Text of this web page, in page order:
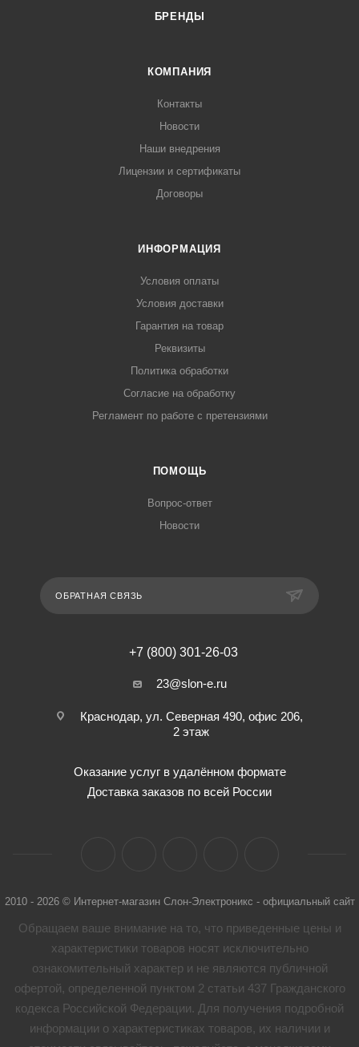
БРЕНДЫ
КОМПАНИЯ
Контакты
Новости
Наши внедрения
Лицензии и сертификаты
Договоры
ИНФОРМАЦИЯ
Условия оплаты
Условия доставки
Гарантия на товар
Реквизиты
Политика обработки
Согласие на обработку
Регламент по работе с претензиями
ПОМОЩЬ
Вопрос-ответ
Новости
ОБРАТНАЯ СВЯЗЬ
+7 (800) 301-26-03
23@slon-e.ru
Краснодар, ул. Северная 490, офис 206,
2 этаж
Оказание услуг в удалённом формате
Доставка заказов по всей России
2010 - 2026 © Интернет-магазин Слон-Электроникс - официальный сайт
Обращаем ваше внимание на то, что приведенные цены и
характеристики товaров носят исключительно
ознакомительный характер и не являются публичной
офертой, определенной пунктом 2 статьи 437 Гражданского
кодекса Российской Федерации. Для получения подробной
информации о характеристиках товaров, их наличии и